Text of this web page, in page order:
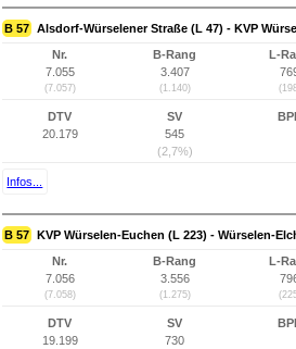
B 57 Alsdorf-Würselener Straße (L 47) - KVP
Nr.
7.055
(7.057)
B-Rang
3.407
(1.140)
L-
DTV
20.179
SV
545
(2,7%)
Infos...
B 57 KVP Würselen-Euchen (L 223) - Würselen-
Nr.
7.056
(7.058)
B-Rang
3.556
(1.275)
L-
DTV
19.199
SV
730